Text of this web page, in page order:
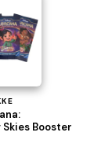
Booster